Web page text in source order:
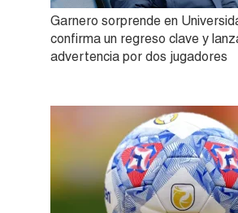
Garnero sorprende en
confirma un regreso clave y
advertencia por dos jugadores